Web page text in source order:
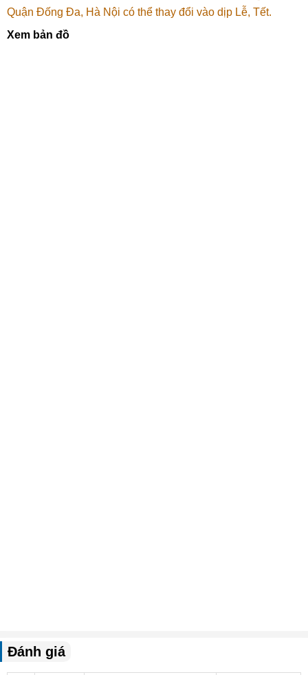
Quận Đống Đa, Hà Nội có thể thay đổi vào dịp Lễ, Tết.
Xem bản đồ
Đánh giá